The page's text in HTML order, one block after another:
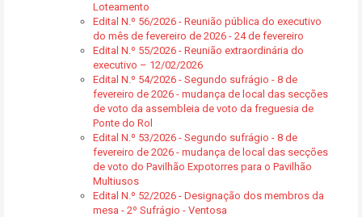
Loteamento
Edital N.º 56/2026 - Reunião pública do executivo
do mês de fevereiro de 2026 - 24 de fevereiro
Edital N.º 55/2026 - Reunião extraordinária do
executivo – 12/02/2026
Edital N.º 54/2026 - Segundo sufrágio - 8 de
fevereiro de 2026 - mudança de local das secções
de voto da assembleia de voto da freguesia de
Ponte do Rol
Edital N.º 53/2026 - Segundo sufrágio - 8 de
fevereiro de 2026 - mudança de local das secções
de voto do Pavilhão Expotorres para o Pavilhão
Multiusos
Edital N.º 52/2026 - Designação dos membros da
mesa - 2º Sufrágio - Ventosa